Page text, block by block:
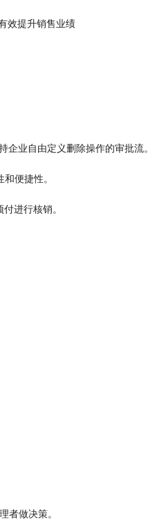
效提升销售业绩
企业自由定义删除操作的审批流。
便捷性。
进行核销。
者做决策。